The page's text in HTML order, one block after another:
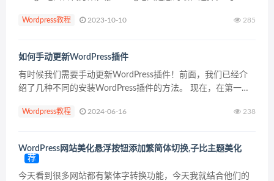
示路线，路况，路线...
Wordpress教程 2023-10-10 285
如何手动更新WordPress插件
有时候我们需要手动更新WordPress插件！前面，我们已经介
绍了几种不同的安装WordPress插件的方法。 现在，在第一篇
时，手动更新WordPress...
Wordpress教程 2024-06-16 238
WordPress网站美化悬浮按钮添加繁简体切换,子比主题美化
荐
今天看到很多网站都有繁体字转换功能，今天我就结合他们的